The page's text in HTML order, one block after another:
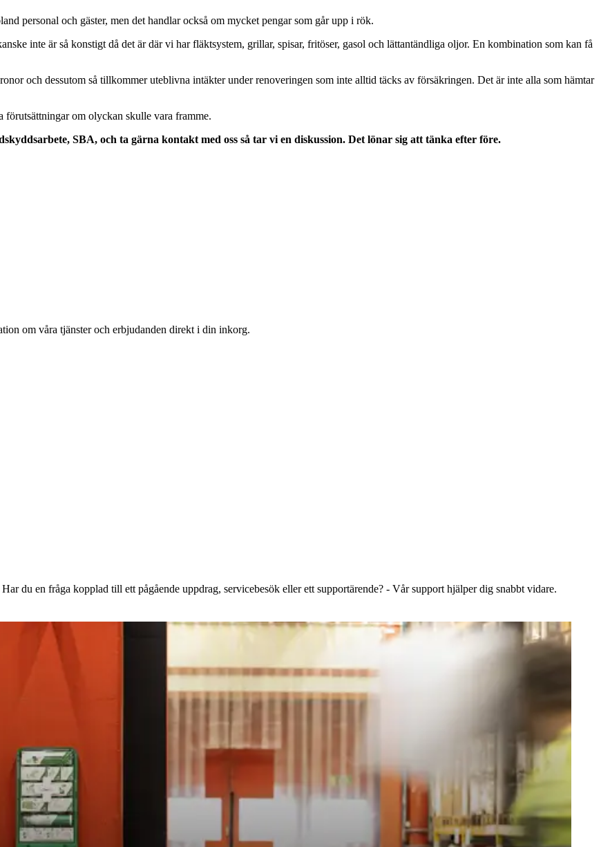
personal och gäster, men det handlar också om mycket pengar som går upp i rök.
inte är så konstigt då det är där vi har fläktsystem, grillar, spisar, fritöser, gasol och lättantändliga oljor. En kombination som kan få
och dessutom så tillkommer uteblivna intäkter under renoveringen som inte alltid täcks av försäkringen. Det är inte alla som hämtar
förutsättningar om olyckan skulle vara framme.
SBA, och ta gärna kontakt med oss så tar vi en diskussion. Det lönar sig att tänka efter före.
om våra tjänster och erbjudanden direkt i din inkorg.
du en fråga kopplad till ett pågående uppdrag, servicebesök eller ett supportärende? - Vår support hjälper dig snabbt vidare.